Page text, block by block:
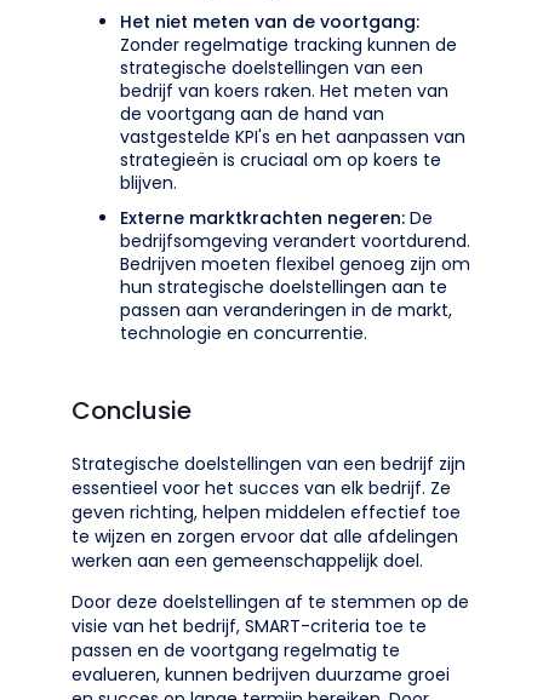
Het niet meten van de voortgang:
Zonder regelmatige tracking kunnen de
strategische doelstellingen van een
bedrijf van koers raken. Het meten van
de voortgang aan de hand van
vastgestelde KPI's en het aanpassen van
strategieën is cruciaal om op koers te
blijven.
Externe marktkrachten negeren: De
bedrijfsomgeving verandert voortdurend.
Bedrijven moeten flexibel genoeg zijn om
hun strategische doelstellingen aan te
passen aan veranderingen in de markt,
technologie en concurrentie.
Conclusie
Strategische doelstellingen van een bedrijf zijn
essentieel voor het succes van elk bedrijf. Ze
geven richting, helpen middelen effectief toe
te wijzen en zorgen ervoor dat alle afdelingen
werken aan een gemeenschappelijk doel.
Door deze doelstellingen af te stemmen op de
visie van het bedrijf, SMART-criteria toe te
passen en de voortgang regelmatig te
evalueren, kunnen bedrijven duurzame groei